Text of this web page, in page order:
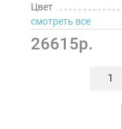
Цвет
смотреть все
26615р.